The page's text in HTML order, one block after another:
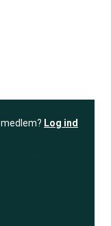
Log ind